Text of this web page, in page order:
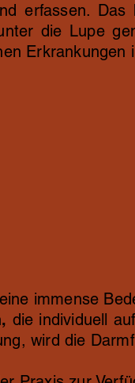
erfassen.
die Lupe
immense
, die individuell
wird die